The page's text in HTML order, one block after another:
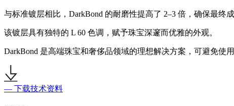
与标准镀层相比，DarkBond 的耐磨性提高了 2–3 倍，确保最终
该镀层具有独特的 L 60 色调，赋予珠宝深邃而优雅的外观。
DarkBond 是高端珠宝和奢侈品领域的理想解决方案，可避免使
— 下载技术资料